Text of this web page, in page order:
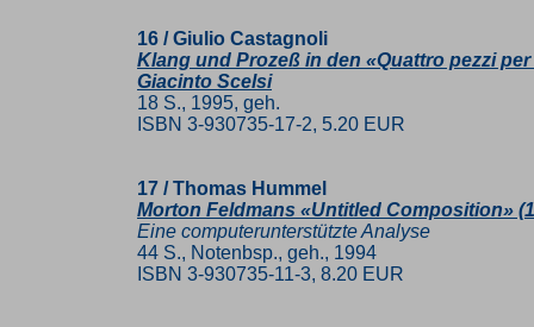
16 / Giulio Castagnoli
Klang und Prozeß in den «Quattro pezzi
Giacinto Scelsi
18 S., 1995, geh.
ISBN 3-930735-17-2, 5.20 EUR
17 / Thomas Hummel
Morton Feldmans «Untitled Composition»
Eine computerunterstützte Analyse
44 S., Notenbsp., geh., 1994
ISBN 3-930735-11-3, 8.20 EUR